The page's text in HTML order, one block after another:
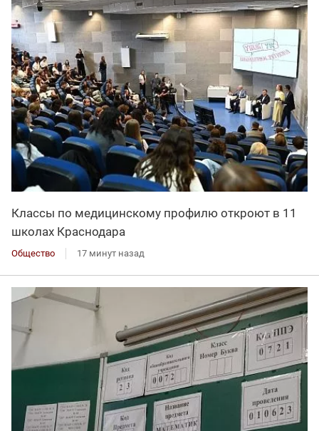
Классы по медицинскому профилю откроют в 11
школах Краснодара
Общество 17 минут назад